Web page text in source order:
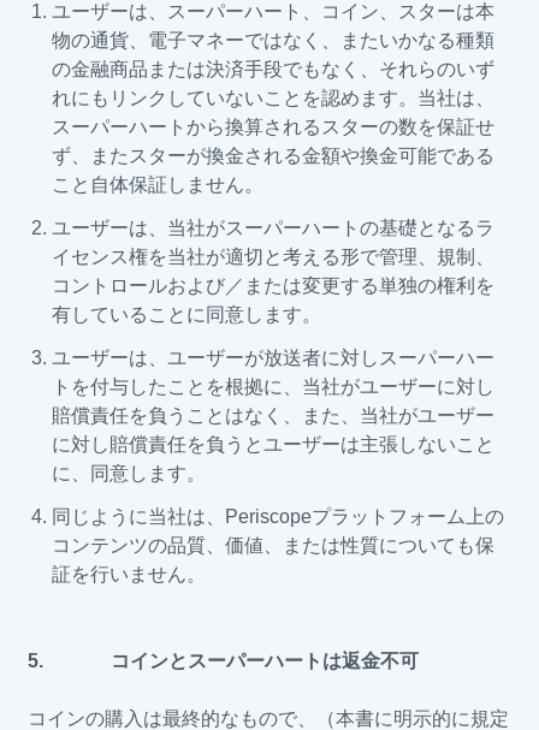
ユーザーは、スーパーハート、コイン、スターは本
物の通貨、電子マネーではなく、またいかなる種類
の金融商品または決済手段でもなく、それらのいず
れにもリンクしていないことを認めます。当社は、
スーパーハートから換算されるスターの数を保証せ
ず、またスターが換金される金額や換金可能である
こと自体保証しません。
ユーザーは、当社がスーパーハートの基礎となるラ
イセンス権を当社が適切と考える形で管理、規制、
コントロールおよび／または変更する単独の権利を
有していることに同意します。
ユーザーは、ユーザーが放送者に対しスーパーハー
トを付与したことを根拠に、当社がユーザーに対し
賠償責任を負うことはなく、また、当社がユーザー
に対し賠償責任を負うとユーザーは主張しないこと
に、同意します。
同じように当社は、Periscopeプラットフォーム上の
コンテンツの品質、価値、または性質についても保
証を行いません。
5. コインとスーパーハートは返金不可
コインの購入は最終的なもので、（本書に明示的に規定